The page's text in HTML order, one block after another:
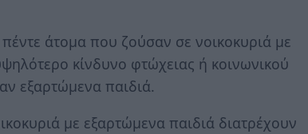
άτομα που ζούσαν σε νοικοκυριά με
κίνδυνο φτώχειας ή κοινωνικού
εξαρτώμενα παιδιά.
με εξαρτώμενα παιδιά διατρέχουν